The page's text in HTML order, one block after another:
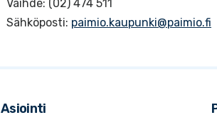
Vaihde: (02) 474 511
Sähköposti: paimio.kaupunki@paimio.fi
Asiointi